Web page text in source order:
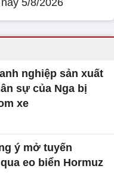
5/8/2026
nghiệp sản xuất
sự của Nga bị
xe
ý mở tuyến
eo biển Hormuz